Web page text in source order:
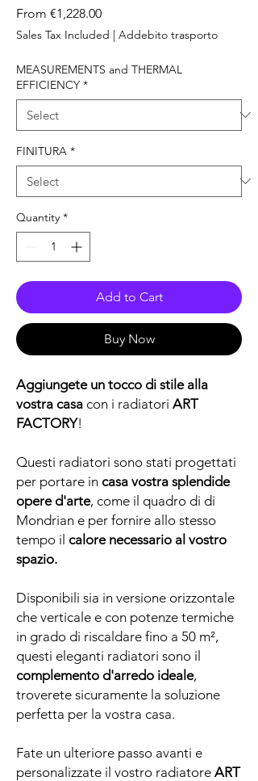
From €1,228.00Sale
Price
Sales Tax Included | Addebito trasporto
MEASUREMENTS and THERMAL
EFFICIENCY *
FINITURA *
Quantity *
Add to Cart
Buy Now
Aggiungete un tocco di stile alla
vostra casa con i radiatori ART
FACTORY!
Questi radiatori sono stati progettati
per portare in casa vostra splendide
opere d'arte, come il quadro di di
Mondrian e per fornire allo stesso
tempo il calore necessario al vostro
spazio.
Disponibili sia in versione orizzontale
che verticale e con potenze termiche
in grado di riscaldare fino a 50 m²,
questi eleganti radiatori sono il
complemento d'arredo ideale,
troverete sicuramente la soluzione
perfetta per la vostra casa.
Fate un ulteriore passo avanti e
personalizzate il vostro radiatore ART